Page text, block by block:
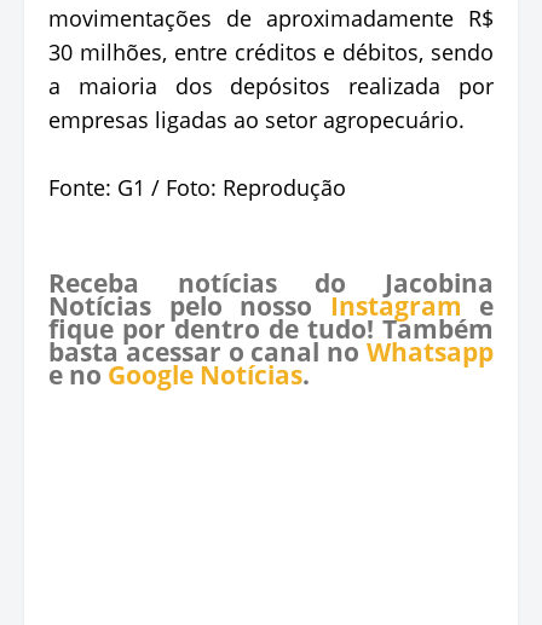
movimentações de aproximadamente R$
30 milhões, entre créditos e débitos, sendo
a maioria dos depósitos realizada por
empresas ligadas ao setor agropecuário.
Fonte: G1 / Foto: Reprodução
Receba notícias do Jacobina
Notícias pelo nosso Instagram e
fique por dentro de tudo! Também
basta acessar o canal no Whatsapp
e no Google Notícias.